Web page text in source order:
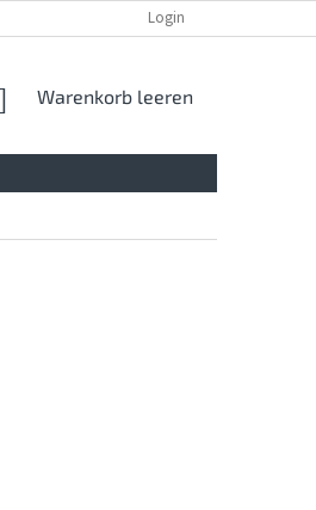
Login
WARENKORB
Warenkorb leeren